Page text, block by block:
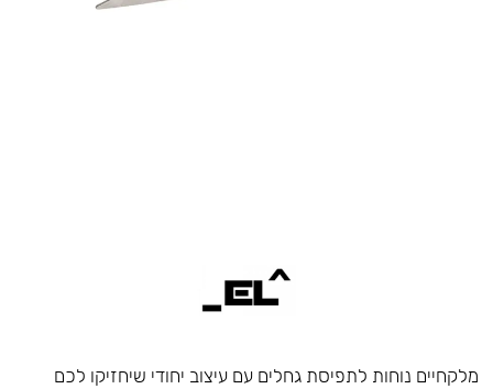
מלקחיים נוחות לתפיסת גחלים עם עיצוב יחודי שיחזיקו לכם